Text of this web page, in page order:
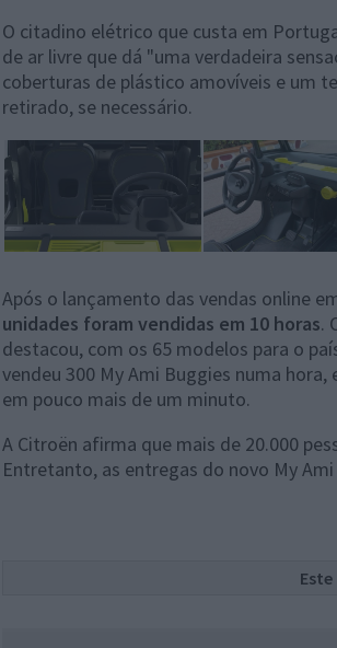
O citadino elétrico que custa em
de ar livre que dá "uma verdadeira
coberturas de plástico amovíveis e um
retirado, se necessário.
Após o lançamento das vendas online
unidades foram vendidas em 10 horas.
destacou, com os 65 modelos para o
vendeu 300 My Ami Buggies numa
em pouco mais de um minuto.
A Citroën afirma que mais de 20.000
Entretanto, as entregas do novo My